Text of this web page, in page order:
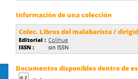
Información de una colección
Colec. Libros del malabarista /
Editorial : Colihue
ISSN :
sin ISSN
Documentos disponibles dentro de